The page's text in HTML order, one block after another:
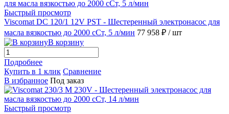
Быстрый просмотр
Viscomat DC 120/1 12V PST - Шестеренный электронасос для
масла вязкостью до 2000 сСт, 5 л/мин 77 958 ₽ / шт
В корзину
Подробнее
Купить в 1 клик Сравнение
В избранное Под заказ
Быстрый просмотр